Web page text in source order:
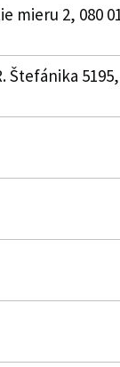
2, 080